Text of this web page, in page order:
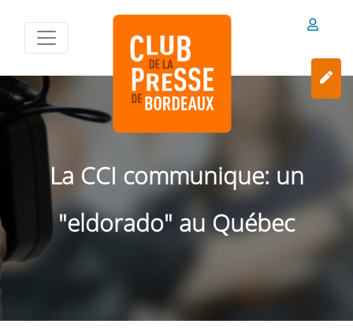
La CCI communique: un
"eldorado" au Québec